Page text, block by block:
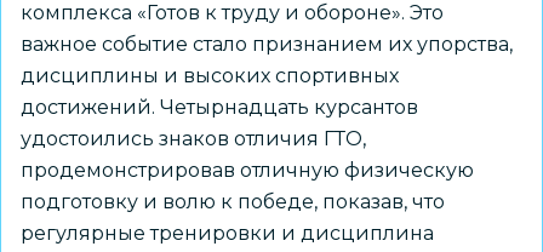
комплекса «Готов к труду и обороне». Это
важное событие стало признанием их упорства,
дисциплины и высоких спортивных
достижений. Четырнадцать курсантов
удостоились знаков отличия ГТО,
продемонстрировав отличную физическую
подготовку и волю к победе, показав, что
регулярные тренировки и дисциплина